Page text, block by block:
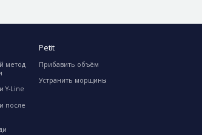
метод
Y-Line
после
Petit
Прибавить объём
Устранить морщины